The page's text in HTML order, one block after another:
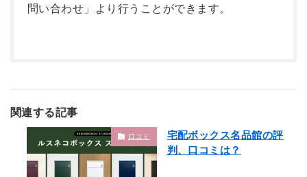
問い合わせ」より行うことができます。
関連する記事
口コミ
宅配ボックス名品館の評
判、口コミは？